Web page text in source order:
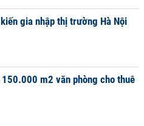
gia nhập thị trường Hà Nội
m2 văn phòng cho thuê